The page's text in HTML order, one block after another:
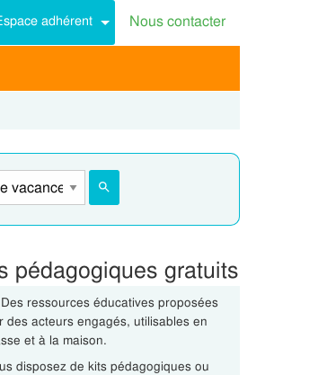
adhérent Nous contacter
pédagogiques gratuits
ressources éducatives proposées
des acteurs engagés, utilisables en
et à la maison.
disposez de kits pédagogiques ou